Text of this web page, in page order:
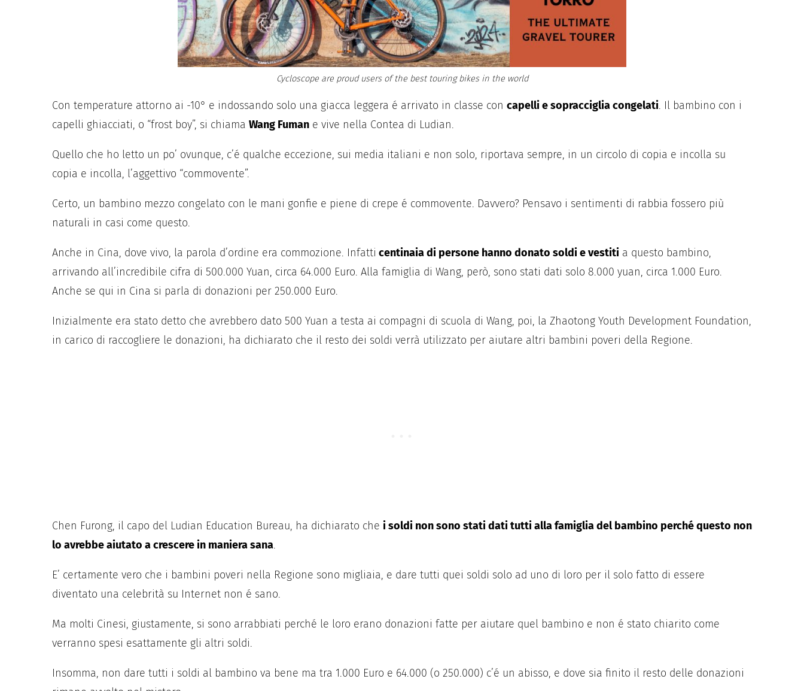
Cycloscope are proud users of the best touring bikes in the world
Con temperature attorno ai -10° e indossando solo una giacca leggera é arrivato in classe con capelli e sopracciglia congelati. Il bambino con i
capelli ghiacciati, o “frost boy”, si chiama Wang Fuman e vive nella Contea di Ludian.
Quello che ho letto un po’ ovunque, c’é qualche eccezione, sui media italiani e non solo, riportava sempre, in un circolo di copia e incolla su
copia e incolla, l’aggettivo “commovente”.
Certo, un bambino mezzo congelato con le mani gonfie e piene di crepe é commovente. Davvero? Pensavo i sentimenti di rabbia fossero più
naturali in casi come questo.
Anche in Cina, dove vivo, la parola d’ordine era commozione. Infatti centinaia di persone hanno donato soldi e vestiti a questo bambino,
arrivando all’incredibile cifra di 500.000 Yuan, circa 64.000 Euro. Alla famiglia di Wang, però, sono stati dati solo 8.000 yuan, circa 1.000 Euro.
Anche se qui in Cina si parla di donazioni per 250.000 Euro.
Inizialmente era stato detto che avrebbero dato 500 Yuan a testa ai compagni di scuola di Wang, poi, la Zhaotong Youth Development Foundation,
in carico di raccogliere le donazioni, ha dichiarato che il resto dei soldi verrà utilizzato per aiutare altri bambini poveri della Regione.
Chen Furong, il capo del Ludian Education Bureau, ha dichiarato che i soldi non sono stati dati tutti alla famiglia del bambino perché questo non
lo avrebbe aiutato a crescere in maniera sana.
E’ certamente vero che i bambini poveri nella Regione sono migliaia, e dare tutti quei soldi solo ad uno di loro per il solo fatto di essere
diventato una celebrità su Internet non é sano.
Ma molti Cinesi, giustamente, si sono arrabbiati perché le loro erano donazioni fatte per aiutare quel bambino e non é stato chiarito come
verranno spesi esattamente gli altri soldi.
Insomma, non dare tutti i soldi al bambino va bene ma tra 1.000 Euro e 64.000 (o 250.000) c’é un abisso, e dove sia finito il resto delle donazioni